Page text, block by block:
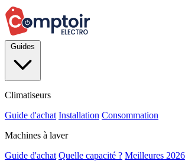
Climatiseurs
Guide d'achat Installation Consommation
Machines à laver
Guide d'achat Quelle capacité ? Meilleures 2026